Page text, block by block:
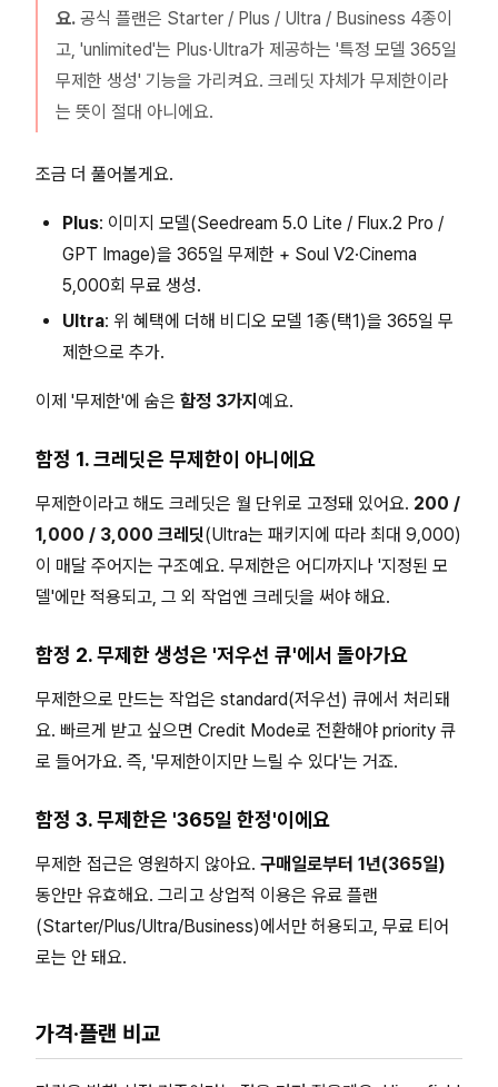
요. 공식 플랜은 Starter / Plus / Ultra / Business 4종이
고, 'unlimited'는 Plus·Ultra가 제공하는 '특정 모델 365일
무제한 생성' 기능을 가리켜요. 크레딧 자체가 무제한이라
는 뜻이 절대 아니에요.
조금 더 풀어볼게요.
Plus: 이미지 모델(Seedream 5.0 Lite / Flux.2 Pro /
GPT Image)을 365일 무제한 + Soul V2·Cinema
5,000회 무료 생성.
Ultra: 위 혜택에 더해 비디오 모델 1종(택1)을 365일 무
제한으로 추가.
이제 '무제한'에 숨은 함정 3가지 예요.
함정 1. 크레딧은 무제한이 아니에요
무제한이라고 해도 크레딧은 월 단위로 고정돼 있어요. 200 /
1,000 / 3,000 크레딧(Ultra는 패키지에 따라 최대 9,000)
이 매달 주어지는 구조예요. 무제한은 어디까지나 '지정된 모
델'에만 적용되고, 그 외 작업엔 크레딧을 써야 해요.
함정 2. 무제한 생성은 '저우선 큐'에서 돌아가요
무제한으로 만드는 작업은 standard(저우선) 큐에서 처리돼
요. 빠르게 받고 싶으면 Credit Mode로 전환해야 priority 큐
로 들어가요. 즉, '무제한이지만 느릴 수 있다'는 거죠.
함정 3. 무제한은 '365일 한정'이에요
무제한 접근은 영원하지 않아요. 구매일로부터 1년(365일)
동안만 유효해요. 그리고 상업적 이용은 유료 플랜
(Starter/Plus/Ultra/Business)에서만 허용되고, 무료 티어
로는 안 돼요.
가격·플랜 비교